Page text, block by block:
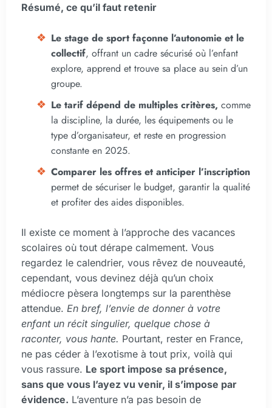
Résumé, ce qu’il faut retenir
Le stage de sport façonne l’autonomie et le
collectif, offrant un cadre sécurisé où l’enfant
explore, apprend et trouve sa place au sein d’un
groupe.
Le tarif dépend de multiples critères, comme
la discipline, la durée, les équipements ou le
type d’organisateur, et reste en progression
constante en 2025.
Comparer les offres et anticiper l’inscription
permet de sécuriser le budget, garantir la qualité
et profiter des aides disponibles.
Il existe ce moment à l’approche des vacances
scolaires où tout dérape calmement. Vous
regardez le calendrier, vous rêvez de nouveauté,
cependant, vous devinez déjà qu’un choix
médiocre pèsera longtemps sur la parenthèse
attendue. En bref, l’envie de donner à votre
enfant un récit singulier, quelque chose à
raconter, vous hante. Pourtant, rester en France,
ne pas céder à l’exotisme à tout prix, voilà qui
vous rassure. Le sport impose sa présence,
sans que vous l’ayez vu venir, il s’impose par
évidence. L’aventure n’a pas besoin de